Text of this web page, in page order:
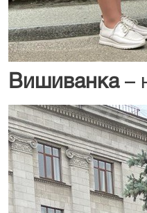
Вишиванка–